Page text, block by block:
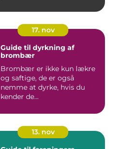
17. nov
Guide til dyrkning af
brombær
Brombær er ikke kun lækre
og saftige, de er også
nemme at dyrke, hvis du
kender de...
13. nov